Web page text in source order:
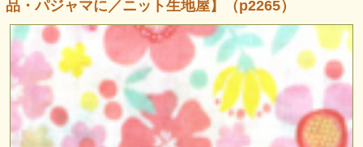
品・パジャマに／ニット生地屋】（p2265）